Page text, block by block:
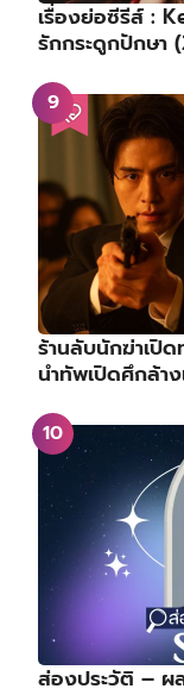
เรื่องย่อซีรีส์ :
รักกระดูกปักษา
ร้านลับนักฆ่าเปิ
นำทัพเปิดศึกล้า
ส่องประวัติ – ผ